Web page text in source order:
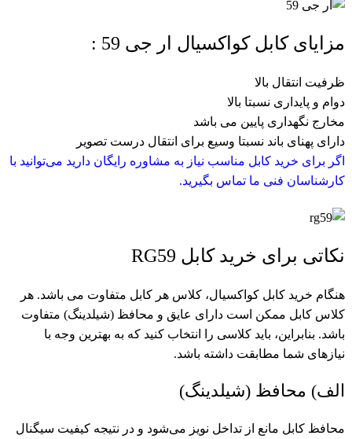
مزایای کابل کواکسیال ار جی 59 :
ظرفیت انتقال بالا
دوام و پایداری نسبتا بالا
مخارج نگهداری پایین می باشد
دارای پهنای باند نسبتا وسیع برای انتقال درست تصویر
اگر برای خرید کابل مناسب نیاز به مشاوره رایگان دارید می‌توانید با
کارشناسان فنی ما تماس بگیرید.
نکاتی برای خرید کابل RG59
هنگام خرید کابل کواکسیال، کلاس هر کابل متفاوت می باشد. هر
کلاس کابل ممکن است دارای عایق و محافظ (شیلدینگ) متفاوت
باشد. بنابراین، باید کلاسی را انتخاب کنید که به بهترین وجه با
نیازهای شما مطابقت داشته باشد.
الف) محافظ (شیلدینگ)
محافظ کابل مانع از تداخل نویز می‌شود و در نتیجه کیفیت سیگنال